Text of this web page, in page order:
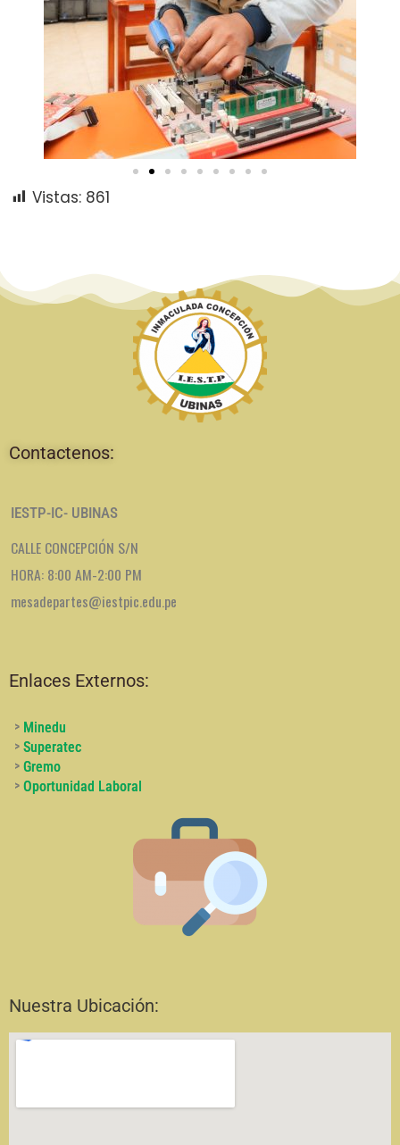
Vistas: 861
Contactenos:
IESTP-IC- UBINAS
CALLE CONCEPCIÓN S/N
HORA: 8:00 AM-2:00 PM
mesadepartes@iestpic.edu.pe
Enlaces Externos:
> Minedu
> Superatec
> Gremo
> Oportunidad Laboral
Nuestra Ubicación: